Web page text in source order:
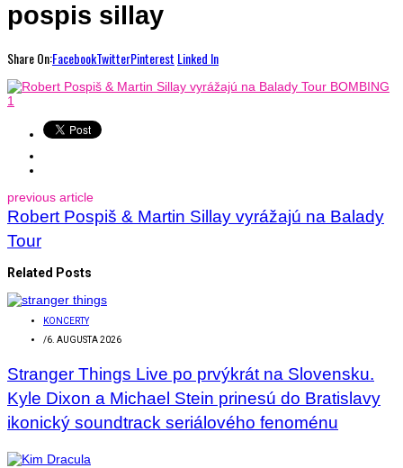
pospis sillay
Share On:FacebookTwitterPinterest Linked In
previous article
Robert Pospiš & Martin Sillay vyrážajú na Balady
Tour
Related Posts
KONCERTY
/6. AUGUSTA 2026
Stranger Things Live po prvýkrát na Slovensku.
Kyle Dixon a Michael Stein prinesú do Bratislavy
ikonický soundtrack seriálového fenoménu